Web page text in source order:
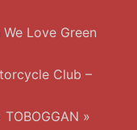
Love Green
Club –
»